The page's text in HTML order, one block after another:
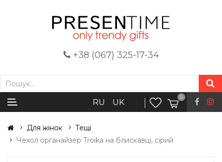
+38 (067) 325-17-34
RU UK
0
Для жінок
Тещі
Чехол органайзер Troika на блискавці, сірий